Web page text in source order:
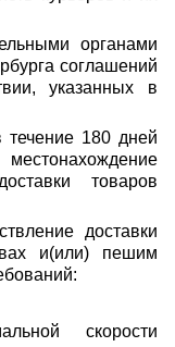
органами
соглашений
указанных в
течение 180 дней
товаров
доставки
и(или) пешим
скорости